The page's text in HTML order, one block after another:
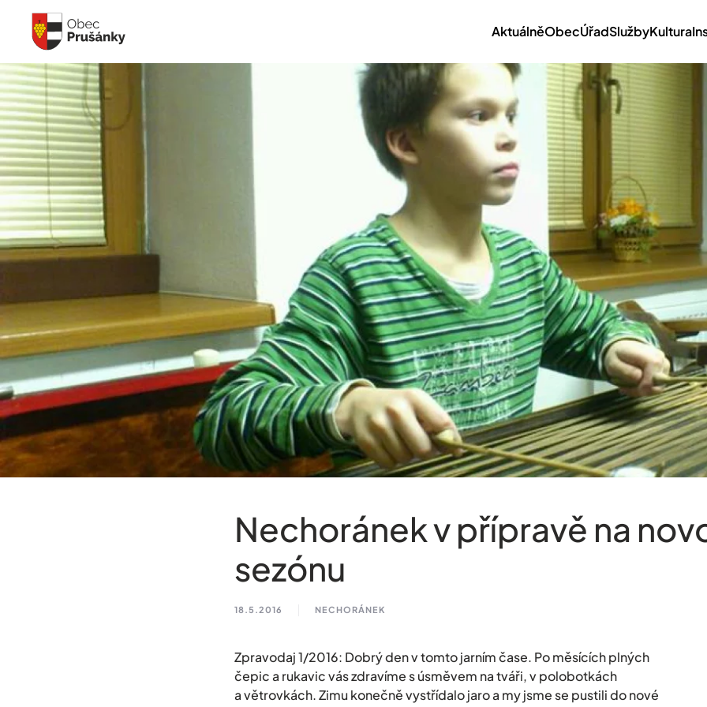
Skip to main content AktuálněObecÚřadSlužbyKultura
Nechoránek v přípravě na
sezónu
18.5.2016 NECHORÁNEK
Zpravodaj 1/2016: Dobrý den v tomto jarním čase. Po měsících plných
čepic a rukavic vás zdravíme s úsměvem na tváři, v polobotkách
a větrovkách. Zimu konečně vystřídalo jaro a my jsme se pustili do nové